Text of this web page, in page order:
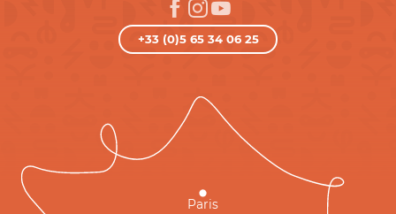
+33 (0)5 65 34 06 25
Paris